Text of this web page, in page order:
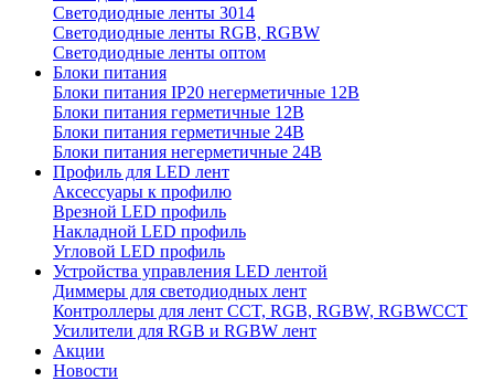
Светодиодные ленты 3014
Светодиодные ленты RGB, RGBW
Светодиодные ленты оптом
Блоки питания
Блоки питания IP20 негерметичные 12В
Блоки питания герметичные 12В
Блоки питания герметичные 24В
Блоки питания негерметичные 24В
Профиль для LED лент
Аксессуары к профилю
Врезной LED профиль
Накладной LED профиль
Угловой LED профиль
Устройства управления LED лентой
Диммеры для светодиодных лент
Контроллеры для лент CCT, RGB, RGBW, RGBWCCT
Усилители для RGB и RGBW лент
Акции
Новости